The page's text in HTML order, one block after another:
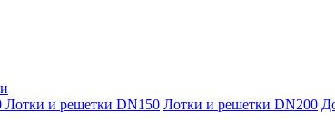
Лотки и решетки DN150 Лотки и решетки DN200